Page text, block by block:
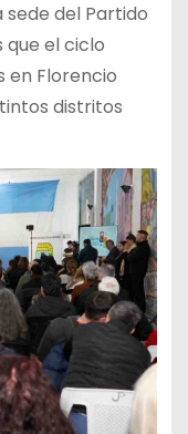
sede del Partido
que el ciclo
en Florencio
distritos